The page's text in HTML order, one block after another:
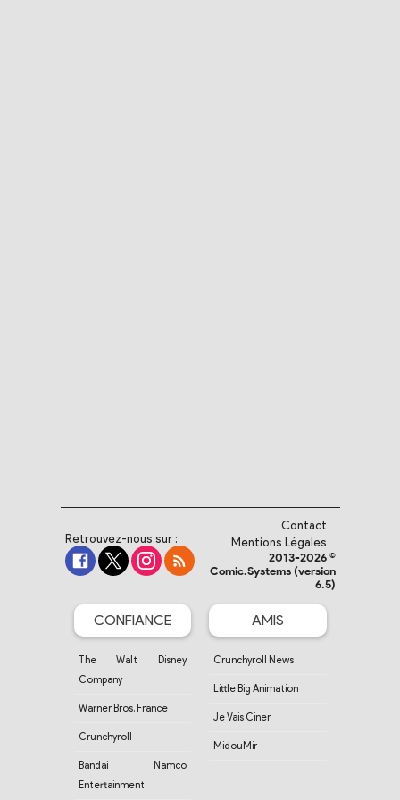
Retrouvez-nous sur :
Contact
Mentions Légales
2013-2026 ©
Comic.Systems (version
6.5)
CONFIANCE
The Walt Disney
Company
Warner Bros. France
Crunchyroll
Bandai Namco
Entertainment
AMIS
Crunchyroll News
Little Big Animation
Je Vais Ciner
MidouMir